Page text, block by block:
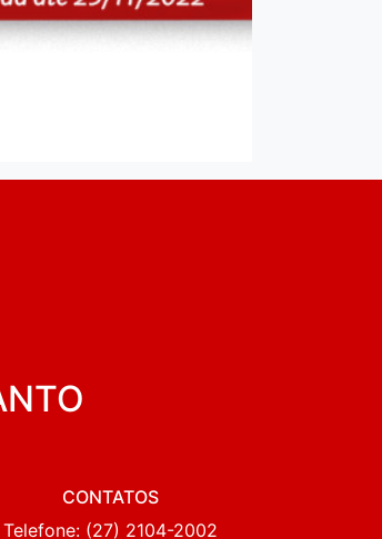
CONTATOS
Telefone: (27) 2104-2002